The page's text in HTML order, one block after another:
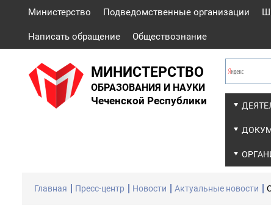
Министерство Подведомственные организации
Написать обращение Обществознание
МИНИСТЕРСТВО
ОБРАЗОВАНИЯ И НАУКИ
Чеченской Республики
Главная Пресс-центр Новости Актуальные новости